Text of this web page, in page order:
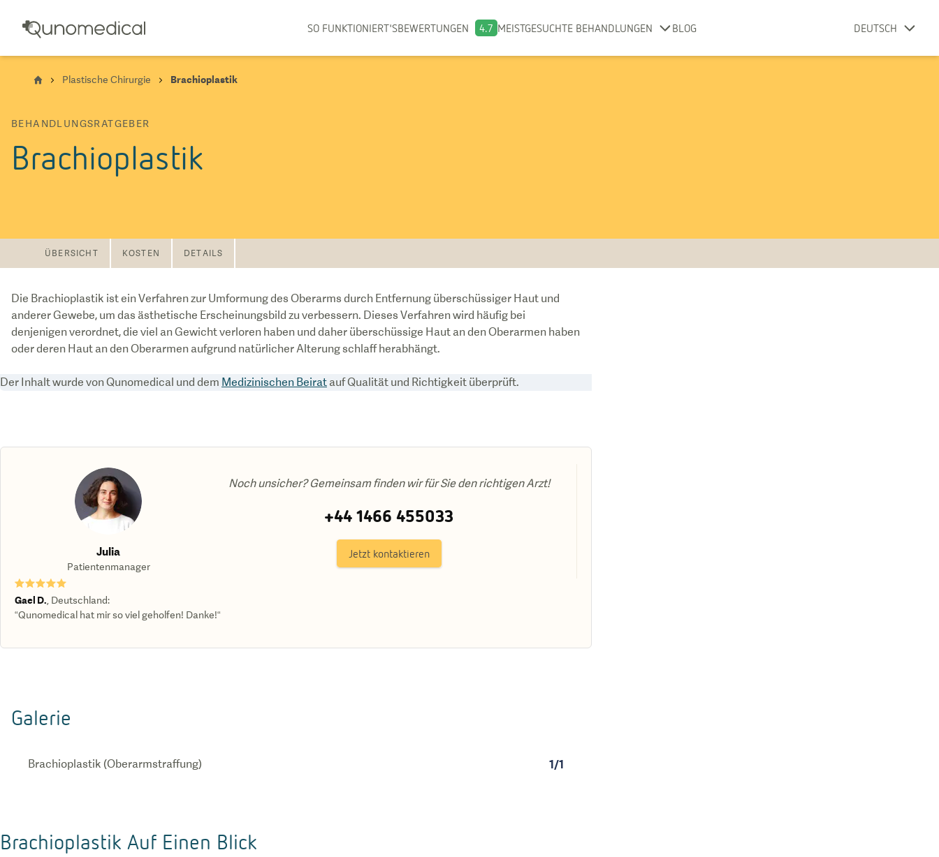
SO FUNKTIONIERT'SBEWERTUNGEN 4.7 MEISTGESUCHTE BEHANDLUNGEN BLOG DEUTSCH
Plastische Chirurgie Brachioplastik
BEHANDLUNGSRATGEBER
Brachioplastik
ÜBERSICHT KOSTEN DETAILS
Die Brachioplastik ist ein Verfahren zur Umformung des Oberarms durch Entfernung überschüssiger Haut und
anderer Gewebe, um das ästhetische Erscheinungsbild zu verbessern. Dieses Verfahren wird häufig bei
denjenigen verordnet, die viel an Gewicht verloren haben und daher überschüssige Haut an den Oberarmen haben
oder deren Haut an den Oberarmen aufgrund natürlicher Alterung schlaff herabhängt.
Der Inhalt wurde von Qunomedical und dem Medizinischen Beirat auf Qualität und Richtigkeit überprüft.
Julia
Patientenmanager
Noch unsicher? Gemeinsam finden wir für Sie den richtigen Arzt!
+44 1466 455033
Jetzt kontaktieren
★★★★★
Gael D. Deutschland:
“Qunomedical hat mir so viel geholfen! Danke!“
Galerie
Brachioplastik (Oberarmstraffung) 1/1
Brachioplastik Auf Einen Blick